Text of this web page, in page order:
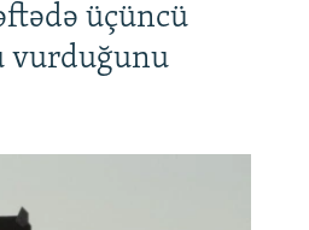
üçüncü
vurduğunu